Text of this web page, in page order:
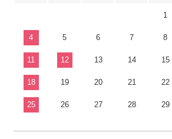
1
4 5 6 7 8
11 12 13 14 15
18 19 20 21 22
25 26 27 28 29